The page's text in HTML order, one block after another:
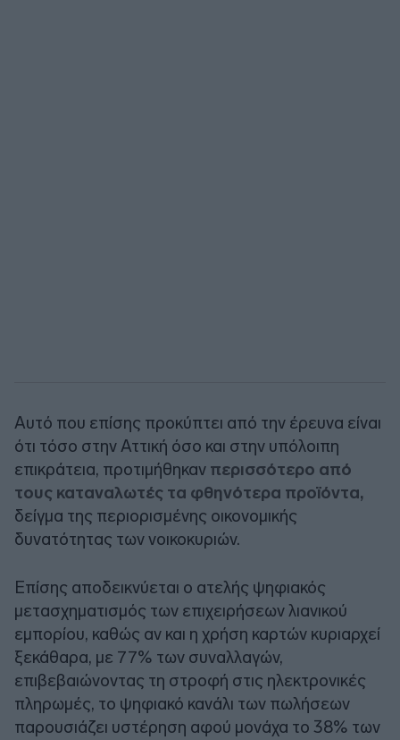
Αυτό που επίσης προκύπτει από την έρευνα είναι
ότι τόσο στην Αττική όσο και στην υπόλοιπη
επικράτεια, προτιμήθηκαν περισσότερο από
τους καταναλωτές τα φθηνότερα προϊόντα,
δείγμα της περιορισμένης οικονομικής
δυνατότητας των νοικοκυριών.
Επίσης αποδεικνύεται ο ατελής ψηφιακός
μετασχηματισμός των επιχειρήσεων λιανικού
εμπορίου, καθώς αν και η χρήση καρτών κυριαρχεί
ξεκάθαρα, με 77% των συναλλαγών,
επιβεβαιώνοντας τη στροφή στις ηλεκτρονικές
πληρωμές, το ψηφιακό κανάλι των πωλήσεων
παρουσιάζει υστέρηση αφού μονάχα το 38% των